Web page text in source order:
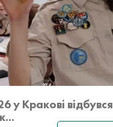
у Кракові відбувся